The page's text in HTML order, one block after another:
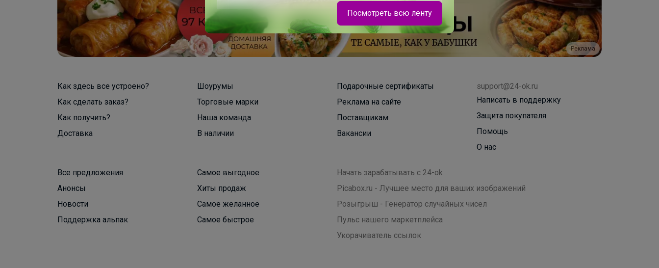
Реклама
Как здесь все устроено?
Как сделать заказ?
Как получить?
Доставка
Шоурумы
Торговые марки
Наша команда
В наличии
Подарочные сертификаты
Реклама на сайте
Поставщикам
Вакансии
support@24-ok.ru
Написать в поддержку
Защита покупателя
Помощь
О нас
Все предложения
Анонсы
Новости
Поддержка альпак
Самое выгодное
Хиты продаж
Самое желанное
Самое быстрое
Начать зарабатывать с 24-ok
Picabox.ru - Лучшее место для ваших изображений
Розыгрыш - Генератор случайных чисел
Пульс нашего маркетплейса
Укорачиватель ссылок
Эмилия!
Посмотреть всю ленту